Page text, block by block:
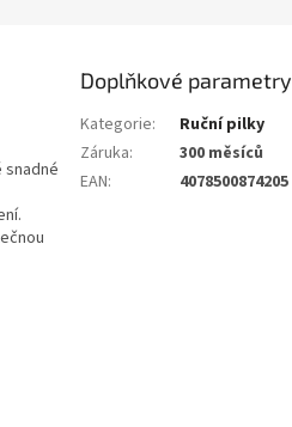
Doplňkové parametry
Kategorie:
Ruční pilky
Záruka:
300 měsíců
EAN: 4078500874205